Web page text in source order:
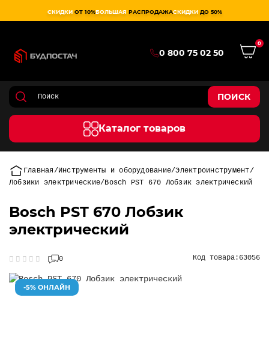
СКИДКИ ОТ 10%БОЛЬШАЯ РАСПРОДАЖАСКИДКИ ДО 50%
0 800 75 02 50
0
ПОИСК
Каталог товаров
Главная Инструменты и оборудование Электроинструмент
Лобзики электрические Bosch PST 670 Лобзик электрический
Bosch PST 670 Лобзик
электрический
0 Код товара: 63056
-5% ОНЛАЙН